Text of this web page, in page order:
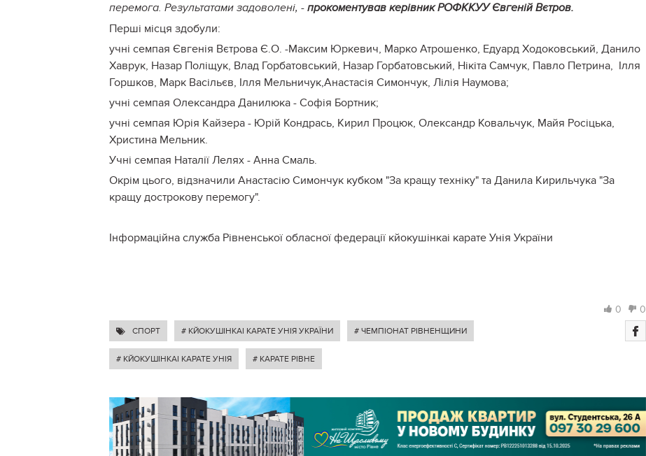
перемога. Результатами задоволені, - прокоментував керівник РОФККУУ Євгеній Вєтров.
Перші місця здобули:
учні семпая Євгенія Вєтрова Є.О. -Максим Юркевич, Марко Атрошенко, Едуард Ходоковський, Данило
Хаврук, Назар Поліщук, Влад Горбатовський, Назар Горбатовський, Нікіта Самчук, Павло Петрина, Ілля
Горшков, Марк Васільєв, Ілля Мельничук,Анастасія Симончук, Лілія Наумова;
учні семпая Олександра Данилюка - Софія Бортник;
учні семпая Юрія Кайзера - Юрій Кондрась, Кирил Процюк, Олександр Ковальчук, Майя Росіцька,
Христина Мельник.
Учні семпая Наталії Лелях - Анна Смаль.
Окрім цього, відзначили Анастасію Симончук кубком "За кращу техніку" та Данила Кирильчука "За
кращу дострокову перемогу".
Інформаційна служба Рівненської обласної федерації кйокушінкаі карате Унія України
0 0
СПОРТ # КЙОКУШІНКАІ КАРАТЕ УНІЯ УКРАЇНИ # ЧЕМПІОНАТ РІВНЕНЩИНИ
# КЙОКУШІНКАІ КАРАТЕ УНІЯ # КАРАТЕ РІВНЕ